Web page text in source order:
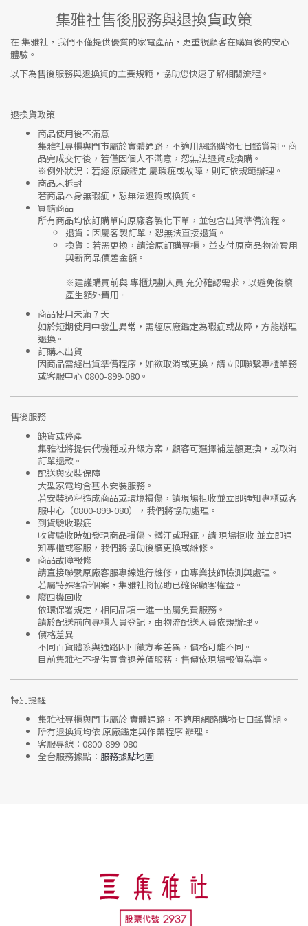
集雅社售後服務與退換貨政策
在集雅社 ，我們不僅提供優質的家電產品，更重視顧客在購買後的安心
體驗。
以下為售後服務與退換貨的主要規範，協助您快速了解相關流程。
退換貨政策
商品使用後不滿意
集雅社專櫃與門市屬於實體通路，不適用網路購物七日鑑賞期 。商
品完成交付後，若僅因個人不滿意，恕無法退貨或換購。
※例外狀況：若經 原廠鑑定 屬瑕疵或故障，則可依規範辦理。
商品未拆封
若商品本身無瑕疵，恕無法退貨或換貨。
買錯商品
所有商品均依訂購單向原廠客製化下單 ，並包含出貨準備流程。
退貨 ：因屬客製訂單，恕無法直接退貨。
換貨 ：若需更換，請洽原訂購專櫃，並支付原商品物流費用
與新商品價差金額 。
※建議購買前與專櫃規劃人員 充分確認需求，以避免後續
產生額外費用。
商品使用未滿 7 天
如於短期使用中發生異常，需經原廠鑑定為瑕疵或故障，方能辦理
退換。
訂購未出貨
因商品需經出貨準備程序，如欲取消或更換，請立即聯繫專櫃業務
或客服中心 0800-899-080 。
售後服務
缺貨或停產
集雅社將提供代機種或升級方案 ，顧客可選擇補差額更換，或取消
訂單退款。
配送與安裝保障
大型家電均含基本安裝服務。
若安裝過程造成商品或環境損傷，請現場拒收並立即通知專櫃或客
服中心 （0800-899-080），我們將協助處理。
到貨驗收瑕疵
收貨驗收時如發現商品損傷、髒汙或瑕疵 ，請 現場拒收 並立即通
知專櫃或客服，我們將協助後續更換或維修。
商品故障報修
請直接聯繫原廠客服專線進行維修，由專業技師檢測與處理。
若屬特殊客訴個案，集雅社將協助已確保顧客權益。
廢四機回收
依環保署規定，相同品項一進一出屬免費服務。
請於配送前向專櫃人員登記，由物流配送人員依規辦理。
價格差異
不同百貨體系與通路因回饋方案差異，價格可能不同。
目前集雅社不提供買貴退差價服務 ，售價依現場報價為準。
特別提醒
集雅社專櫃與門市屬於 實體通路，不適用網路購物七日鑑賞期 。
所有退換貨均依 原廠鑑定與作業程序辦理。
客服專線： 0800-899-080
全台服務據點： 服務據點地圖